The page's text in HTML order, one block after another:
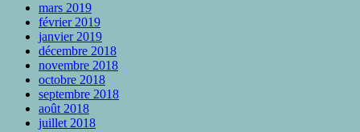
mars 2019
février 2019
janvier 2019
décembre 2018
novembre 2018
octobre 2018
septembre 2018
août 2018
juillet 2018